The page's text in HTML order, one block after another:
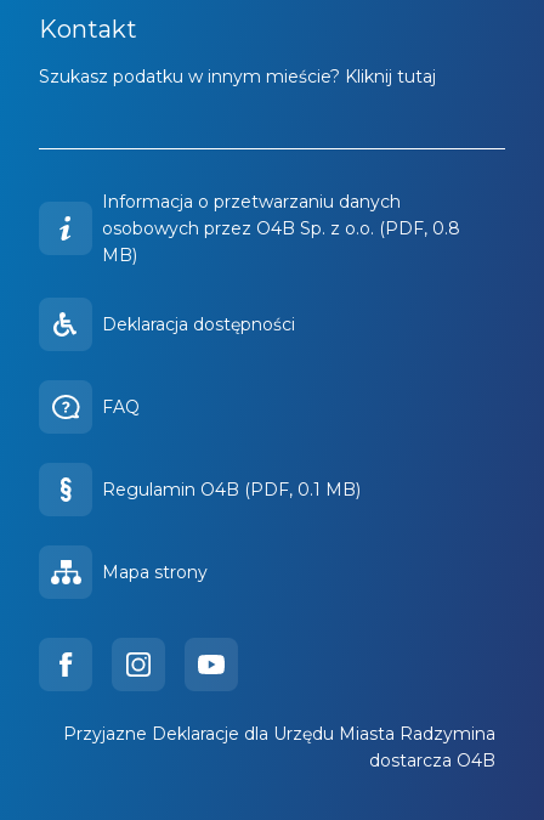
Kontakt
Szukasz podatku w innym mieście? Kliknij tutaj
Informacja o przetwarzaniu danych
osobowych przez O4B Sp. z o.o. (PDF, 0.8
MB)
Deklaracja dostępności
FAQ
Regulamin O4B (PDF, 0.1 MB)
Mapa strony
Przyjazne Deklaracje dla Urzędu Miasta Radzymina
dostarcza O4B